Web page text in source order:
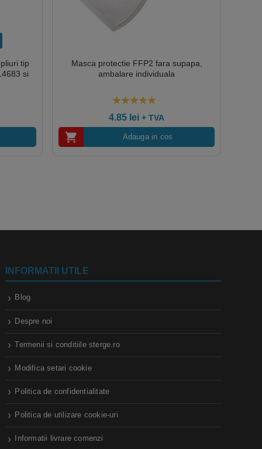
tip
si
Masca protectie FFP2 fara supapa,
ambalare individuala
4.85 lei + TVA
Adauga in cos
INFORMATII UTILE
Blog
Despre noi
Termenii si conditiile sterge.ro
Modifica setari cookie
Politica de confidentialitate
Politica de utilizare cookie-uri
Informatii livrare comenzi